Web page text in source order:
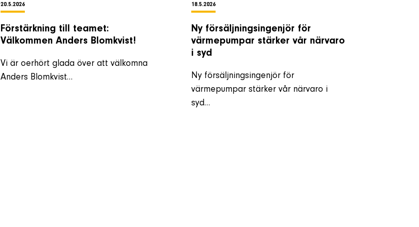
20.5.2026
Förstärkning till teamet:
Välkommen Anders Blomkvist!
Vi är oerhört glada över att välkomna
Anders Blomkvist…
18.5.2026
Ny försäljningsingenjör för
värmepumpar stärker vår närvaro
i syd
Ny försäljningsingenjör för
värmepumpar stärker vår närvaro i
syd…